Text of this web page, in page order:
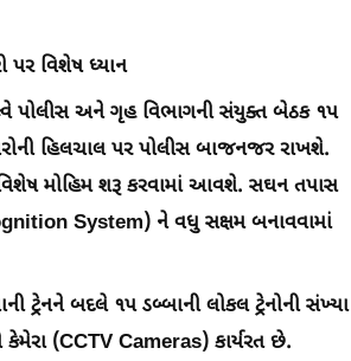
વિશેષ ધ્યાન
રેલ્વે પોલીસ અને ગૃહ વિભાગની સંયુક્ત બેઠક ૧૫
હિલચાલ પર પોલીસ બાજનજર રાખશે.
મોહિમ શરૂ કરવામાં આવશે. સઘન તપાસ
System) ને વધુ સક્ષમ બનાવવામાં
ટ્રેનને બદલે ૧૫ ડબ્બાની લોકલ ટ્રેનોની સંખ્યા
કેમેરા (CCTV Cameras) કાર્યરત છે.